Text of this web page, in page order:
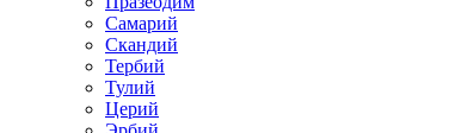
Самарий
Скандий
Тербий
Тулий
Церий